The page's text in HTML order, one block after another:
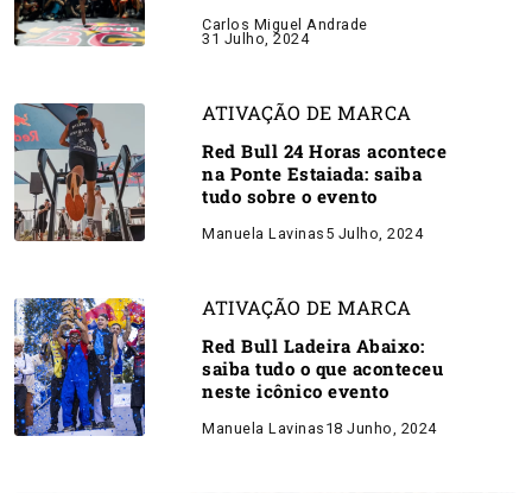
Carlos Miguel Andrade
31 Julho, 2024
ATIVAÇÃO DE MARCA
Red Bull 24 Horas acontece
na Ponte Estaiada: saiba
tudo sobre o evento
Manuela Lavinas 5 Julho, 2024
ATIVAÇÃO DE MARCA
Red Bull Ladeira Abaixo:
saiba tudo o que aconteceu
neste icônico evento
Manuela Lavinas 18 Junho, 2024